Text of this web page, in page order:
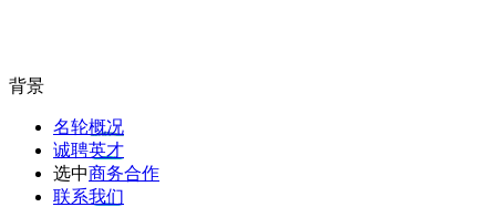
背景
名轮概况
诚聘英才
选中商务合作
联系我们